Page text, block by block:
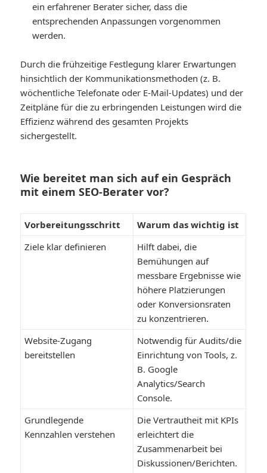
ein erfahrener Berater sicher, dass die
entsprechenden Anpassungen vorgenommen
werden.
Durch die frühzeitige Festlegung klarer Erwartungen
hinsichtlich der Kommunikationsmethoden (z. B.
wöchentliche Telefonate oder E-Mail-Updates) und der
Zeitpläne für die zu erbringenden Leistungen wird die
Effizienz während des gesamten Projekts
sichergestellt.
Wie bereitet man sich auf ein Gespräch
mit einem SEO-Berater vor?
Vorbereitungsschritt
Warum das wichtig ist
Ziele klar definieren
Hilft dabei, die
Bemühungen auf
messbare Ergebnisse wie
höhere Platzierungen
oder Konversionsraten
zu konzentrieren.
Website-Zugang
bereitstellen
Notwendig für Audits/die
Einrichtung von Tools, z.
B. Google
Analytics/Search
Console.
Grundlegende
Kennzahlen verstehen
Die Vertrautheit mit KPIs
erleichtert die
Zusammenarbeit bei
Diskussionen/Berichten.